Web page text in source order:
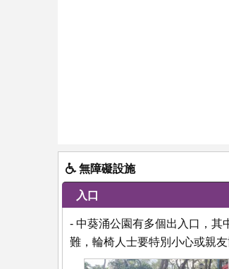
無障礙設施
入口
- 中葵涌公園有多個出入口，其
難，輪椅人士要特別小心或親